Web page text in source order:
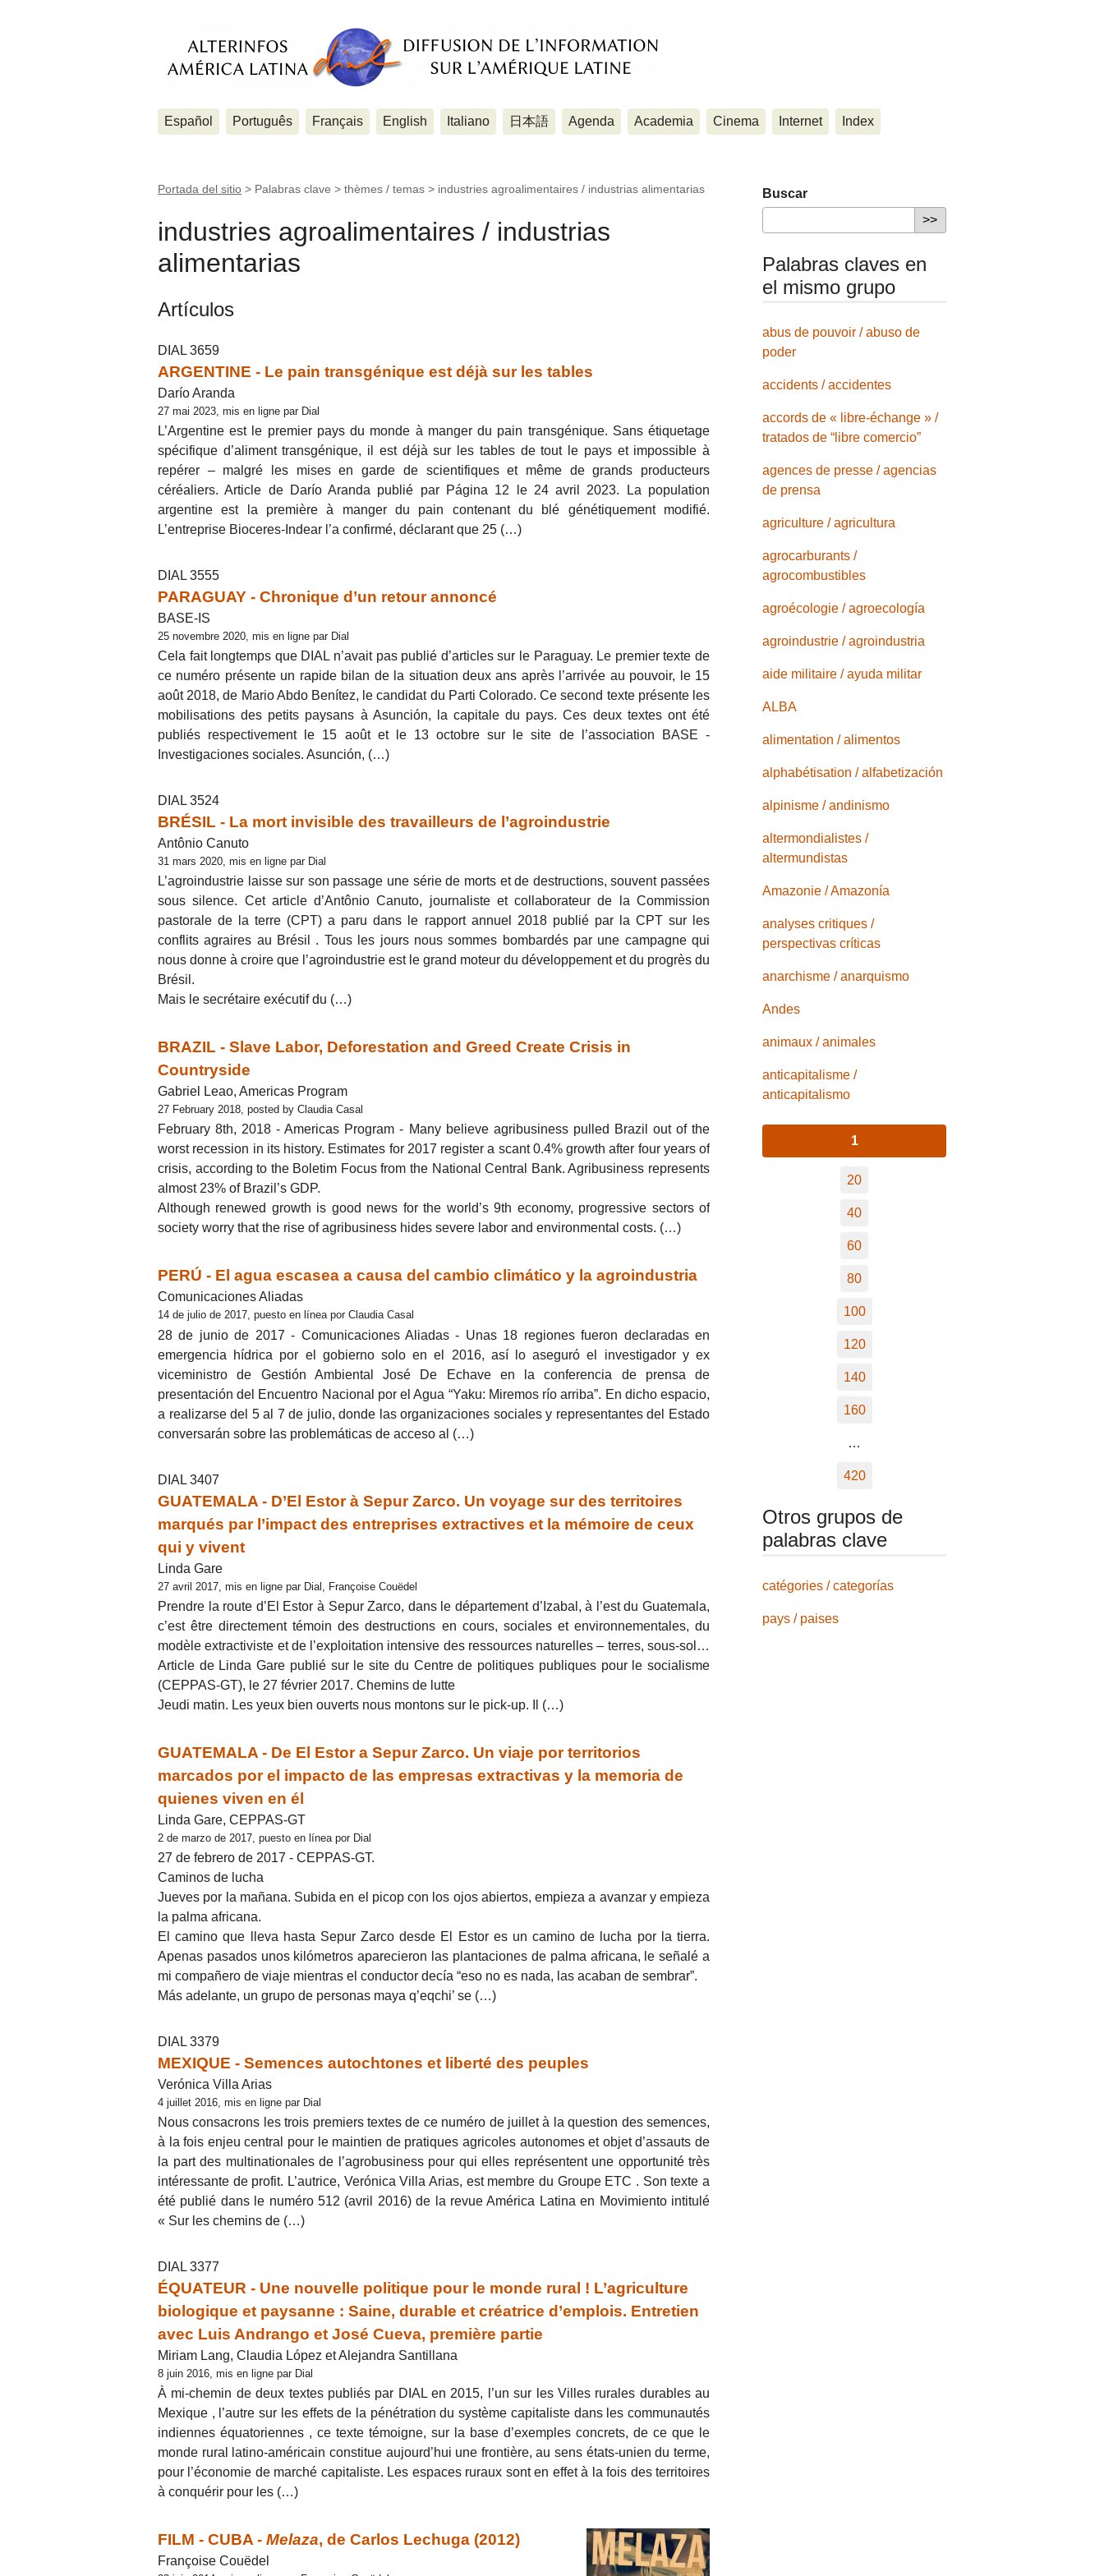
Español Português Français English Italiano 日本語 Agenda Academia Cinema Internet Index
Portada del sitio > Palabras clave > thèmes / temas > industries agroalimentaires / industrias alimentarias
industries agroalimentaires / industrias
alimentarias
Artículos
DIAL 3659
ARGENTINE - Le pain transgénique est déjà sur les tables
Darío Aranda
27 mai 2023, mis en ligne par Dial
L’Argentine est le premier pays du monde à manger du pain transgénique. Sans étiquetage
spécifique d’aliment transgénique, il est déjà sur les tables de tout le pays et impossible à
repérer – malgré les mises en garde de scientifiques et même de grands producteurs
céréaliers. Article de Darío Aranda publié par Página 12 le 24 avril 2023. La population
argentine est la première à manger du pain contenant du blé génétiquement modifié.
L’entreprise Bioceres-Indear l’a confirmé, déclarant que 25 (…)
DIAL 3555
PARAGUAY - Chronique d’un retour annoncé
BASE-IS
25 novembre 2020, mis en ligne par Dial
Cela fait longtemps que DIAL n’avait pas publié d’articles sur le Paraguay. Le premier texte de
ce numéro présente un rapide bilan de la situation deux ans après l’arrivée au pouvoir, le 15
août 2018, de Mario Abdo Benítez, le candidat du Parti Colorado. Ce second texte présente les
mobilisations des petits paysans à Asunción, la capitale du pays. Ces deux textes ont été
publiés respectivement le 15 août et le 13 octobre sur le site de l’association BASE -
Investigaciones sociales. Asunción, (…)
DIAL 3524
BRÉSIL - La mort invisible des travailleurs de l’agroindustrie
Antônio Canuto
31 mars 2020, mis en ligne par Dial
L’agroindustrie laisse sur son passage une série de morts et de destructions, souvent passées
sous silence. Cet article d’Antônio Canuto, journaliste et collaborateur de la Commission
pastorale de la terre (CPT) a paru dans le rapport annuel 2018 publié par la CPT sur les
conflits agraires au Brésil . Tous les jours nous sommes bombardés par une campagne qui
nous donne à croire que l’agroindustrie est le grand moteur du développement et du progrès du
Brésil.
Mais le secrétaire exécutif du (…)
BRAZIL - Slave Labor, Deforestation and Greed Create Crisis in
Countryside
Gabriel Leao, Americas Program
27 February 2018, posted by Claudia Casal
February 8th, 2018 - Americas Program - Many believe agribusiness pulled Brazil out of the
worst recession in its history. Estimates for 2017 register a scant 0.4% growth after four years of
crisis, according to the Boletim Focus from the National Central Bank. Agribusiness represents
almost 23% of Brazil’s GDP.
Although renewed growth is good news for the world’s 9th economy, progressive sectors of
society worry that the rise of agribusiness hides severe labor and environmental costs. (…)
PERÚ - El agua escasea a causa del cambio climático y la agroindustria
Comunicaciones Aliadas
14 de julio de 2017, puesto en línea por Claudia Casal
28 de junio de 2017 - Comunicaciones Aliadas - Unas 18 regiones fueron declaradas en
emergencia hídrica por el gobierno solo en el 2016, así lo aseguró el investigador y ex
viceministro de Gestión Ambiental José De Echave en la conferencia de prensa de
presentación del Encuentro Nacional por el Agua “Yaku: Miremos río arriba”. En dicho espacio,
a realizarse del 5 al 7 de julio, donde las organizaciones sociales y representantes del Estado
conversarán sobre las problemáticas de acceso al (…)
DIAL 3407
GUATEMALA - D’El Estor à Sepur Zarco. Un voyage sur des territoires
marqués par l’impact des entreprises extractives et la mémoire de ceux
qui y vivent
Linda Gare
27 avril 2017, mis en ligne par Dial, Françoise Couëdel
Prendre la route d’El Estor à Sepur Zarco, dans le département d’Izabal, à l’est du Guatemala,
c’est être directement témoin des destructions en cours, sociales et environnementales, du
modèle extractiviste et de l’exploitation intensive des ressources naturelles – terres, sous-sol…
Article de Linda Gare publié sur le site du Centre de politiques publiques pour le socialisme
(CEPPAS-GT), le 27 février 2017. Chemins de lutte
Jeudi matin. Les yeux bien ouverts nous montons sur le pick-up. Il (…)
GUATEMALA - De El Estor a Sepur Zarco. Un viaje por territorios
marcados por el impacto de las empresas extractivas y la memoria de
quienes viven en él
Linda Gare, CEPPAS-GT
2 de marzo de 2017, puesto en línea por Dial
27 de febrero de 2017 - CEPPAS-GT.
Caminos de lucha
Jueves por la mañana. Subida en el picop con los ojos abiertos, empieza a avanzar y empieza
la palma africana.
El camino que lleva hasta Sepur Zarco desde El Estor es un camino de lucha por la tierra.
Apenas pasados unos kilómetros aparecieron las plantaciones de palma africana, le señalé a
mi compañero de viaje mientras el conductor decía “eso no es nada, las acaban de sembrar”.
Más adelante, un grupo de personas maya q’eqchi’ se (…)
DIAL 3379
MEXIQUE - Semences autochtones et liberté des peuples
Verónica Villa Arias
4 juillet 2016, mis en ligne par Dial
Nous consacrons les trois premiers textes de ce numéro de juillet à la question des semences,
à la fois enjeu central pour le maintien de pratiques agricoles autonomes et objet d’assauts de
la part des multinationales de l’agrobusiness pour qui elles représentent une opportunité très
intéressante de profit. L’autrice, Verónica Villa Arias, est membre du Groupe ETC . Son texte a
été publié dans le numéro 512 (avril 2016) de la revue América Latina en Movimiento intitulé
« Sur les chemins de (…)
DIAL 3377
ÉQUATEUR - Une nouvelle politique pour le monde rural ! L’agriculture
biologique et paysanne : Saine, durable et créatrice d’emplois. Entretien
avec Luis Andrango et José Cueva, première partie
Miriam Lang, Claudia López et Alejandra Santillana
8 juin 2016, mis en ligne par Dial
À mi-chemin de deux textes publiés par DIAL en 2015, l’un sur les Villes rurales durables au
Mexique , l’autre sur les effets de la pénétration du système capitaliste dans les communautés
indiennes équatoriennes , ce texte témoigne, sur la base d’exemples concrets, de ce que le
monde rural latino-américain constitue aujourd’hui une frontière, au sens états-unien du terme,
pour l’économie de marché capitaliste. Les espaces ruraux sont en effet à la fois des territoires
à conquérir pour les (…)
FILM - CUBA - Melaza, de Carlos Lechuga (2012)
Françoise Couëdel
Buscar
Palabras claves en
el mismo grupo
abus de pouvoir / abuso de
poder
accidents / accidentes
accords de « libre-échange » /
tratados de “libre comercio”
agences de presse / agencias
de prensa
agriculture / agricultura
agrocarburants /
agrocombustibles
agroécologie / agroecología
agroindustrie / agroindustria
aide militaire / ayuda militar
ALBA
alimentation / alimentos
alphabétisation / alfabetización
alpinisme / andinismo
altermondialistes /
altermundistas
Amazonie / Amazonía
analyses critiques /
perspectivas críticas
anarchisme / anarquismo
Andes
animaux / animales
anticapitalisme /
anticapitalismo
1
20
40
60
80
100
120
140
160
…
420
Otros grupos de
palabras clave
catégories / categorías
pays / paises